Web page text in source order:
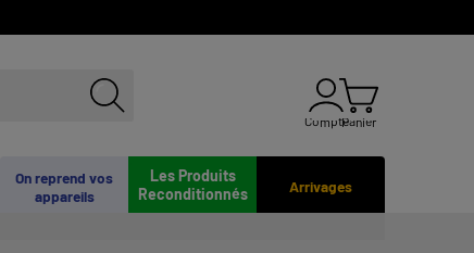
ComptePanier
Arrivages
Les Produits
Reconditionnés
On reprend vos
appareils